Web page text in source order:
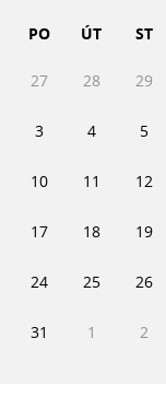
PO ÚT ST
27 28 29
3 4 5
10 11 12
17 18 19
24 25 26
31 1 2